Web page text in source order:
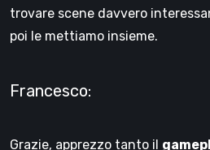
trovare scene davvero
poi le mettiamo insieme.
Francesco:
Grazie, apprezzo tanto il